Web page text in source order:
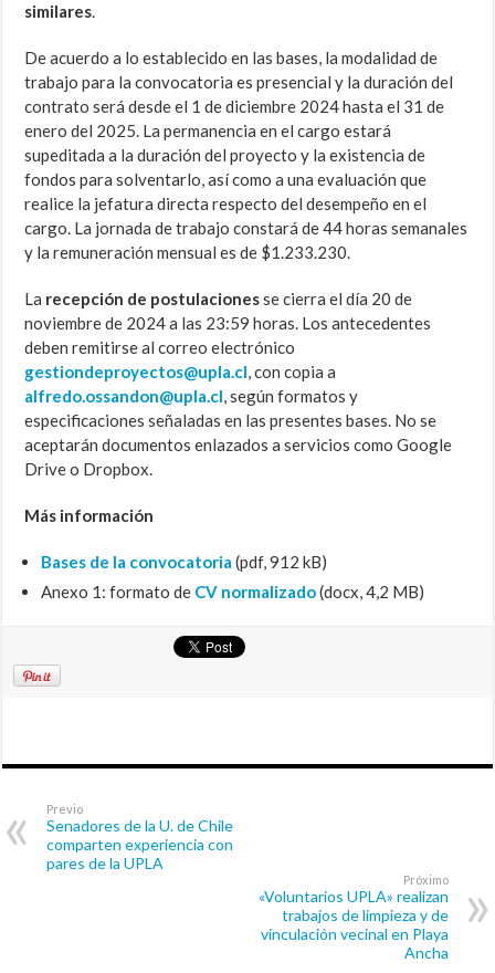
similares.
De acuerdo a lo establecido en las bases, la modalidad de
trabajo para la convocatoria es presencial y la duración del
contrato será desde el 1 de diciembre 2024 hasta el 31 de
enero del 2025. La permanencia en el cargo estará
supeditada a la duración del proyecto y la existencia de
fondos para solventarlo, así como a una evaluación que
realice la jefatura directa respecto del desempeño en el
cargo. La jornada de trabajo constará de 44 horas semanales
y la remuneración mensual es de $1.233.230.
La recepción de postulacionesse cierra el día 20 de
noviembre de 2024 a las 23:59 horas. Los antecedentes
deben remitirse al correo electrónico
gestiondeproyectos@upla.cl, con copia a
alfredo.ossandon@upla.cl, según formatos y
especificaciones señaladas en las presentes bases. No se
aceptarán documentos enlazados a servicios como Google
Drive o Dropbox.
Más información
Bases de la convocatoria (pdf, 912 kB)
Anexo 1: formato de CV normalizado(docx, 4,2 MB)
Previo
Senadores de la U. de Chile
comparten experiencia con
pares de la UPLA
Próximo
«Voluntarios UPLA» realizan
trabajos de limpieza y de
vinculación vecinal en Playa
Ancha